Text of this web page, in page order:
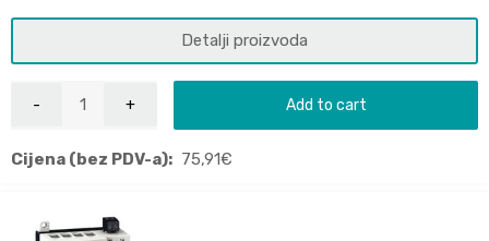
Detalji proizvoda
Add to cart
Cijena (bez PDV-a): 75,91€